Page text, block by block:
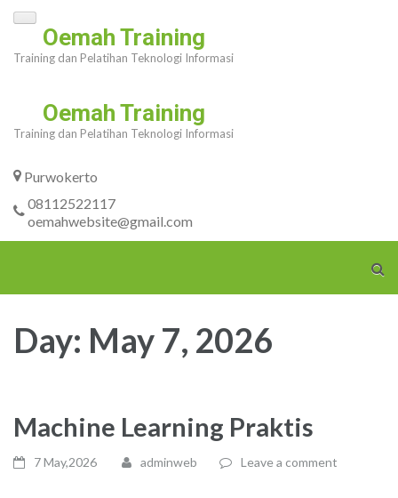
Skip
content
Enter)
Oemah Training
Training dan Pelatihan Teknologi Informasi
Oemah Training
Training dan Pelatihan Teknologi Informasi
Purwokerto
08112522117
oemahwebsite@gmail.com
Day: May 7, 2026
Machine Learning Praktis
7 May,2026 adminweb Leave a comment